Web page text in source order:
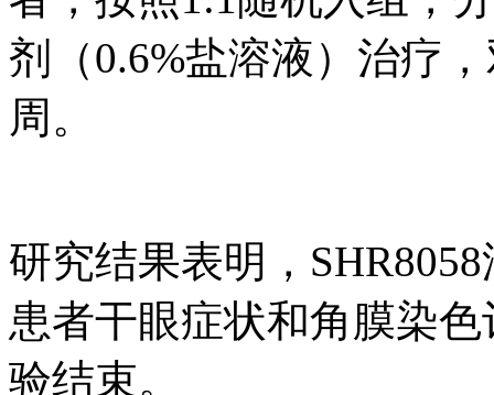
剂（0.6%盐溶液）治疗
周。
研究结果表明，
患者干眼症状和角膜染
验结束。